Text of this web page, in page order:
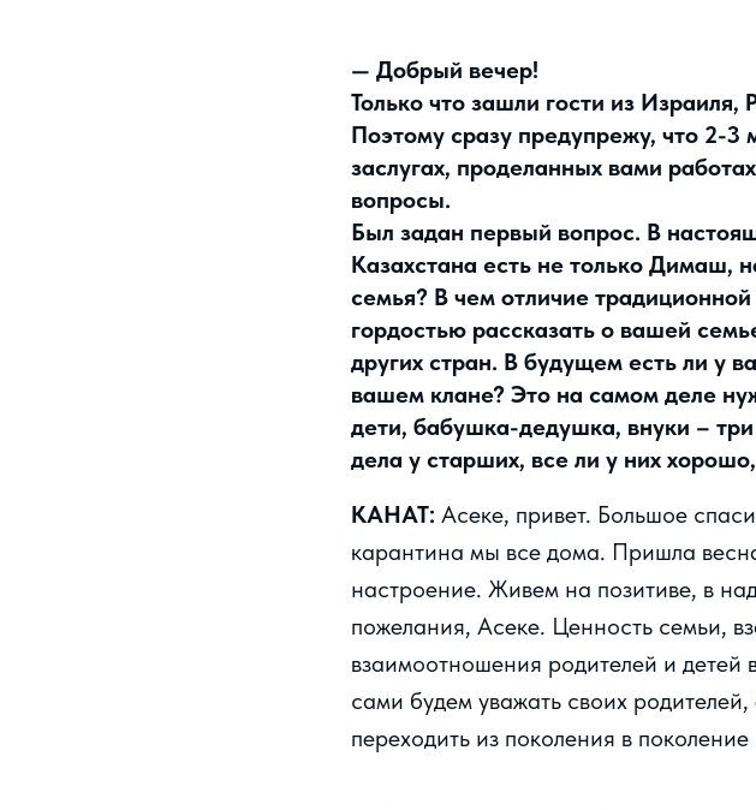
— Добрый вечер!
Только что зашли гости из
Поэтому сразу предупрежу, что 2-3
заслугах, проделанных вами
вопросы.
Был задан первый вопрос. В
Казахстана есть не только Димаш,
семья? В чем отличие
гордостью рассказать о вашей
других стран. В будущем есть ли у
вашем клане? Это на самом деле
дети, бабушка-дедушка, внуки –
дела у старших, все ли у них
КАНАТ: Асеке, привет. Большое
карантина мы все дома. Пришла
настроение. Живем на позитиве, в
пожелания, Асеке. Ценность семьи,
взаимоотношения родителей и
сами будем уважать своих
переходить из поколения в